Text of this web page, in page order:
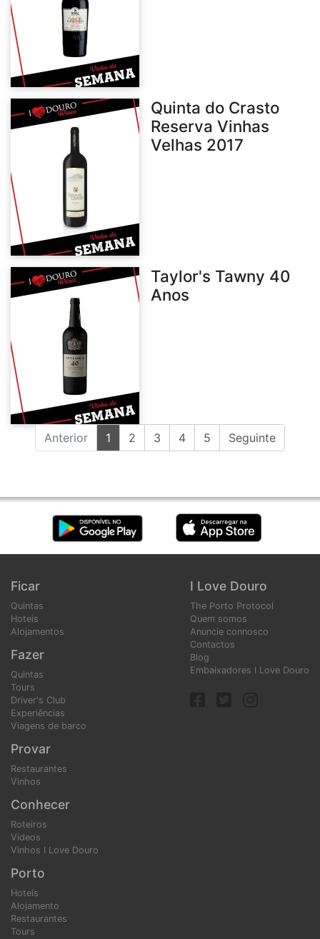
Quinta do Crasto
Reserva Vinhas
Velhas 2017
Taylor's Tawny 40
Anos
Anterior 1 (current)
2 3 4 5 Seguinte
I Love Douro
The Porto Protocol
Quem somos
Anuncie connosco
Contactos
Blog
Embaixadores I Love Douro
Ficar
Quintas
Hoteis
Alojamentos
Fazer
Quintas
Tours
Driver's Club
Experiências
Viagens de barco
Provar
Restaurantes
Vinhos
Conhecer
Roteiros
Videos
Vinhos I Love Douro
Porto
Hoteis
Alojamento
Restaurantes
Tours